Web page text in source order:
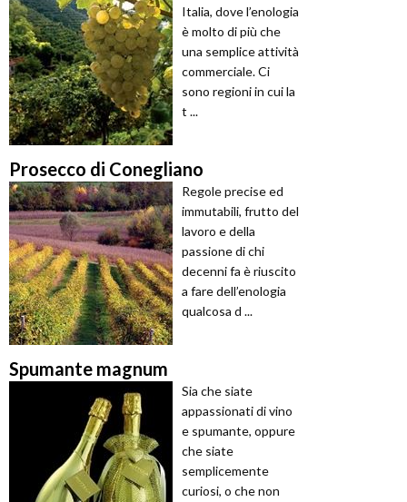
Italia, dove l’enologia
è molto di più che
una semplice attività
commerciale. Ci
sono regioni in cui la
t ...
Prosecco di Conegliano
Regole precise ed
immutabili, frutto del
lavoro e della
passione di chi
decenni fa è riuscito
a fare dell’enologia
qualcosa d ...
Spumante magnum
Sia che siate
appassionati di vino
e spumante, oppure
che siate
semplicemente
curiosi, o che non